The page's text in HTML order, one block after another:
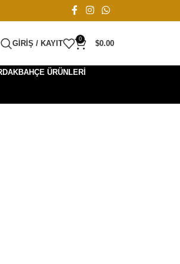
GIRIŞ / KAYIT
0
$0.00
BAHÇE ÜRÜNLERI